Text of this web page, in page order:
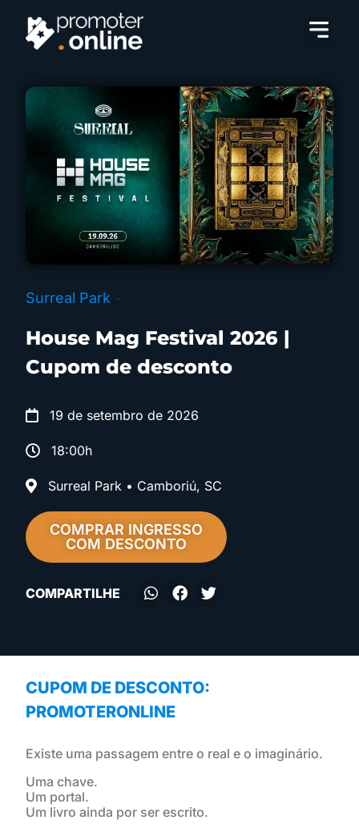
Surreal Park
House Mag Festival 2026 |
Cupom de desconto
19 de setembro de 2026
18:00h
Surreal Park • Camboriú, SC
COMPRAR INGRESSO
COM DESCONTO
COMPARTILHE
CUPOM DE DESCONTO:
PROMOTERONLINE
Existe uma passagem entre o real e o imaginário.
Uma chave.
Um portal.
Um livro ainda por ser escrito.